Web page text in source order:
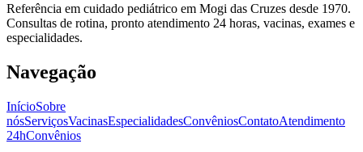
Referência em cuidado pediátrico em Mogi das Cruzes desde 1970.
Consultas de rotina, pronto atendimento 24 horas, vacinas, exames e
especialidades.
Navegação
InícioSobre
nósServiçosVacinasEspecialidadesConvêniosContatoAtendimento
24hConvênios